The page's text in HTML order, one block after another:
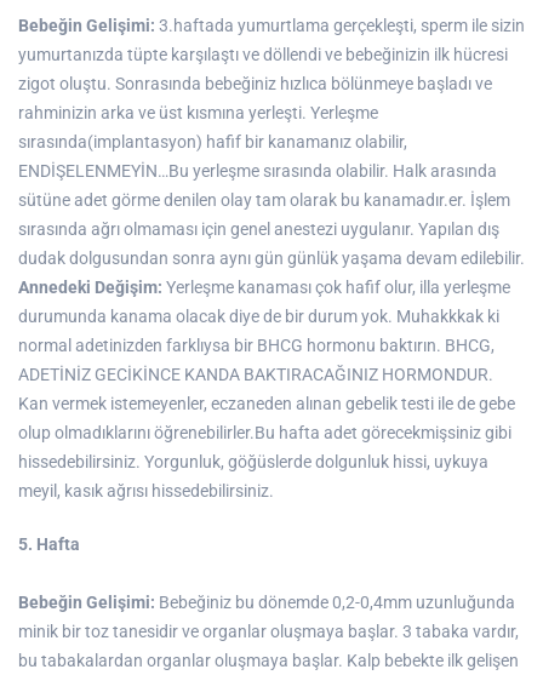
Bebeğin Gelişimi: 3.haftada yumurtlama gerçekleşti, sperm ile sizin
yumurtanızda tüpte karşılaştı ve döllendi ve bebeğinizin ilk hücresi
zigot oluştu. Sonrasında bebeğiniz hızlıca bölünmeye başladı ve
rahminizin arka ve üst kısmına yerleşti. Yerleşme
sırasında(implantasyon) hafif bir kanamanız olabilir,
ENDİŞELENMEYİN…Bu yerleşme sırasında olabilir. Halk arasında
sütüne adet görme denilen olay tam olarak bu kanamadır.er. İşlem
sırasında ağrı olmaması için genel anestezi uygulanır. Yapılan dış
dudak dolgusundan sonra aynı gün günlük yaşama devam edilebilir.
Annedeki Değişim: Yerleşme kanaması çok hafif olur, illa yerleşme
durumunda kanama olacak diye de bir durum yok. Muhakkkak ki
normal adetinizden farklıysa bir BHCG hormonu baktırın. BHCG,
ADETİNİZ GECİKİNCE KANDA BAKTIRACAĞINIZ HORMONDUR.
Kan vermek istemeyenler, eczaneden alınan gebelik testi ile de gebe
olup olmadıklarını öğrenebilirler.Bu hafta adet görecekmişsiniz gibi
hissedebilirsiniz. Yorgunluk, göğüslerde dolgunluk hissi, uykuya
meyil, kasık ağrısı hissedebilirsiniz.
5. Hafta
Bebeğin Gelişimi: Bebeğiniz bu dönemde 0,2-0,4mm uzunluğunda
minik bir toz tanesidir ve organlar oluşmaya başlar. 3 tabaka vardır,
bu tabakalardan organlar oluşmaya başlar. Kalp bebekte ilk gelişen